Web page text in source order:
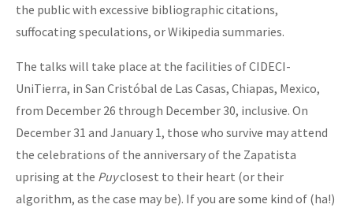
the public with excessive bibliographic citations,
suffocating speculations, or Wikipedia summaries.
The talks will take place at the facilities of CIDECI-
UniTierra, in San Cristóbal de Las Casas, Chiapas, Mexico,
from December 26 through December 30, inclusive. On
December 31 and January 1, those who survive may attend
the celebrations of the anniversary of the Zapatista
uprising at the Puyclosest to their heart (or their
algorithm, as the case may be). If you are some kind of (ha!)